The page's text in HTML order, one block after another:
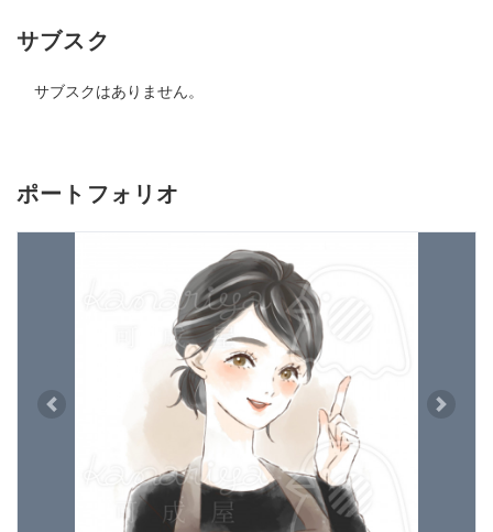
サブスク
サブスクはありません。
ポートフォリオ
Previous Next